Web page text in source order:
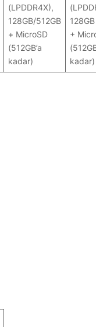
(LPDDR4X),
128GB/512GB
+ MicroSD
(512GB’a
kadar)
128GB
+
kadar)